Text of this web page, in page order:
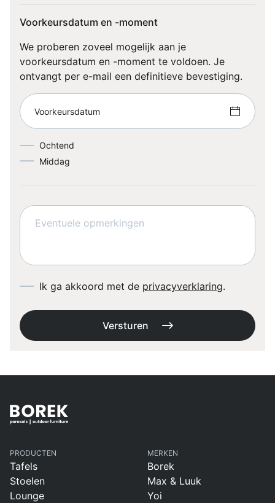
Voorkeursdatum en -moment
We proberen zoveel mogelijk aan je
voorkeursdatum en -moment te voldoen. Je
ontvangt per e-mail een definitieve bevestiging.
Voorkeursdatum
Ochtend
Middag
Ik ga akkoord met de privacyverklaring.
Versturen
PRODUCTEN
Tafels
Stoelen
Lounge
MERKEN
Borek
Max & Luuk
Yoi